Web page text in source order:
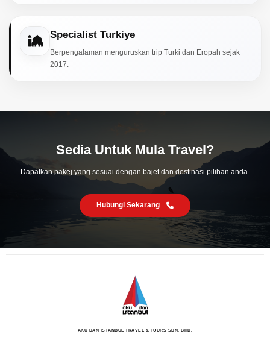
Specialist Turkiye
Berpengalaman menguruskan trip Turki dan Eropah sejak
2017.
Sedia Untuk Mula Travel?
Dapatkan pakej yang sesuai dengan bajet dan destinasi pilihan anda.
Hubungi Sekarang
AKU DAN ISTANBUL TRAVEL & TOURS SDN. BHD.